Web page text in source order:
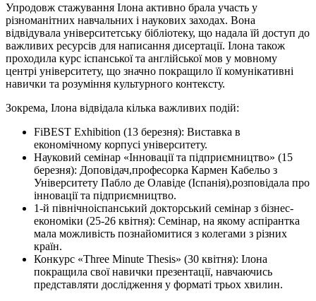
Упродовж стажування Ілона активно брала участь у
різноманітних навчальних і наукових заходах. Вона
відвідувала університетську бібліотеку, що надала їй доступ до
важливих ресурсів для написання дисертації. Ілона також
проходила курс іспанської та англійської мов у мовному
центрі університету, що значно покращило її комунікативні
навички та розуміння культурного контексту.
Зокрема, Ілона відвідала кілька важливих подій:
FiBEST Exhibition (13 березня): Виставка в
економічному корпусі університету.
Науковий семінар «Інновації та підприємництво» (15
березня): Доповідач,професорка Кармен Кабельо з
Університету Пабло де Олавіде (Іспанія),розповідала про
інновації та підприємництво.
1-й північноіспанський докторський семінар з бізнес-
економіки (25-26 квітня): Семінар, на якому аспірантка
мала можливість познайомитися з колегами з різних
країн.
Конкурс «Three Minute Thesis» (30 квітня): Ілона
покращила свої навички презентації, навчаючись
представляти дослідження у форматі трьох хвилин.